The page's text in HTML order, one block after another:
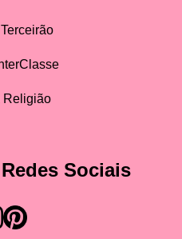
Religião
Sociais